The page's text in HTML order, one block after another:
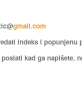
gmail.com
indeks i popunjenu
kad ga napišete,